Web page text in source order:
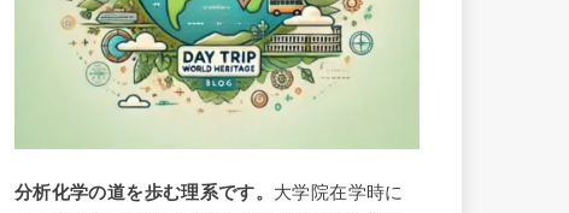
分析化学の道を歩む理系です。 大学院在学時に